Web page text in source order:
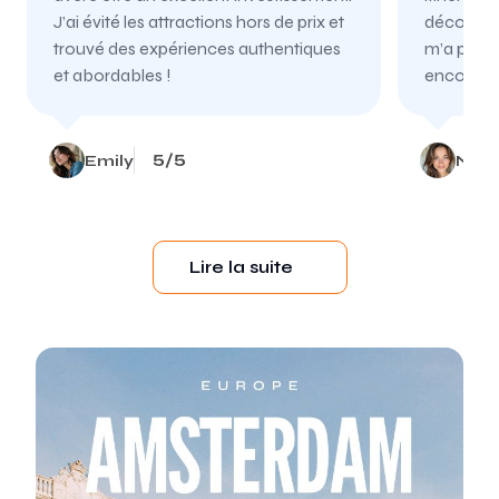
J’ai évité les attractions hors de prix et
trouvé des expériences authentiques
et abordables !
Emily 5/5
m’a
encore
Lire la suite